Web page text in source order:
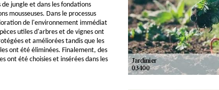
jungle et dans les fondations
mousseuses. Dans le processus
de l'environnement immédiat
utiles d'arbres et de vignes ont
et améliorées tandis que les
ont été éliminées. Finalement, des
ont été choisies et insérées dans les